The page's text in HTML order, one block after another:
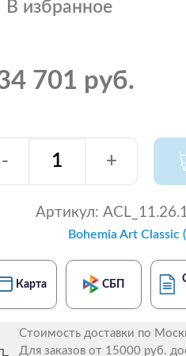
В избранное
701 руб.
- +
Артикул:
Bohemia Art Classic
Карта СБП
Стоимость доставки по
Для заказов от 15000 руб.